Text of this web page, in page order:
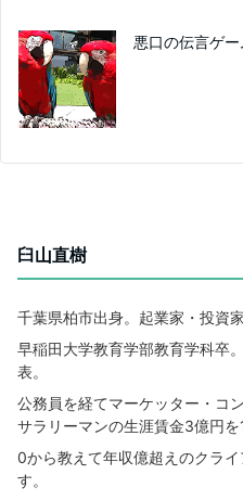
悪口の伝言ゲー
臼山直樹
千葉県柏市出身。起業家・投資家
早稲田大学教育学部教育学科卒
表。
公務員を経てマーケッター・コ
サラリーマンの生涯賃金3億円を
0から教えて年収億超えのクラ
す。